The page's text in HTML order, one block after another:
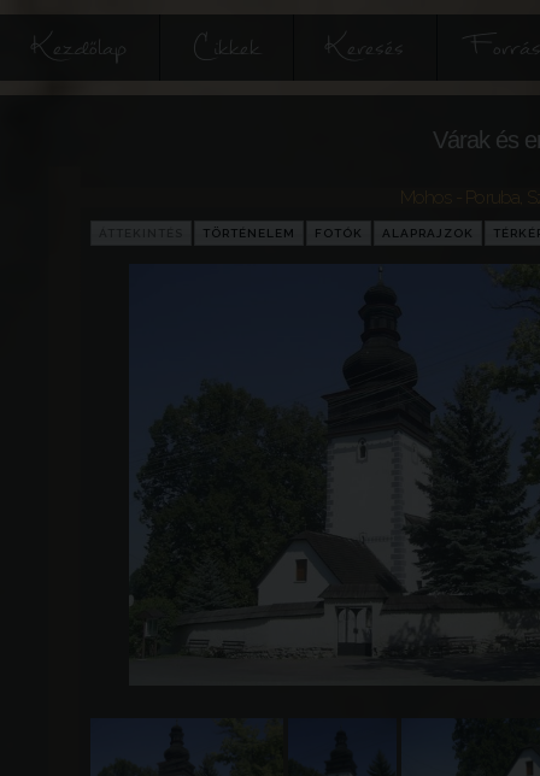
Kezdőlap Cikkek Keresés
Várak és
TÖRTÉNELEM FOTÓK ALAPRAJZOK